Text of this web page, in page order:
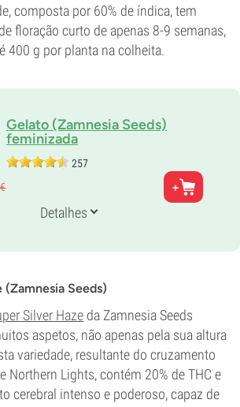
composta por 60% de índica, tem
floração curto de apenas 8-9 semanas,
400 g por planta na colheita.
Gelato (Zamnesia Seeds)
feminizada
257
Cake x Gelato x Gelato 33
40% Sativa
luz
Detalhes
Seeds)
Silver Haze da Zamnesia Seeds
aspetos, não apenas pela sua altura
variedade, resultante do cruzamento
Northern Lights, contém 20% de THC e
cerebral intenso e poderoso, capaz de